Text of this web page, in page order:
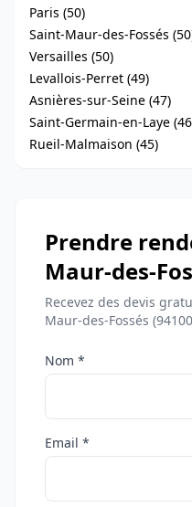
Paris (50)
Saint-Maur-des-Fossés
Versailles (50)
Levallois-Perret (49)
Asnières-sur-Seine (47)
Saint-Germain-en-Laye
Rueil-Malmaison (45)
Prendre
Maur-des-
Recevez des devis
Maur-des-Fossés
Nom *
Email *